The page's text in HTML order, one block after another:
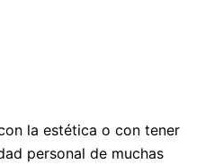
la estética o con tener
personal de muchas